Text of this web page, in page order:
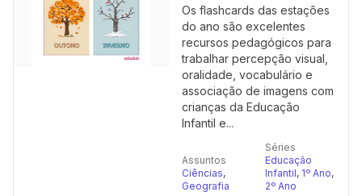
Os flashcards das estações
do ano são excelentes
recursos pedagógicos para
trabalhar percepção visual,
oralidade, vocabulário e
associação de imagens com
crianças da Educação
Infantil e...
Assuntos
Ciências,
Geografia
Séries
Educação
Infantil, 1º Ano,
2º Ano